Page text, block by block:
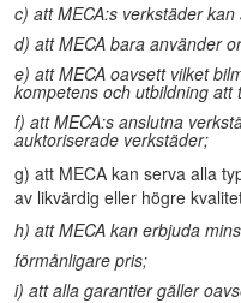
c) att MECA:s verkstäder
d) att MECA bara använder
e) att MECA oavsett vilket
kompetens och utbildning att
f) att MECA:s anslutna
auktoriserade verkstäder;
g) att MECA kan serva alla
av likvärdig eller högre
h) att MECA kan erbjuda
förmånligare pris;
i) att alla garantier gäller